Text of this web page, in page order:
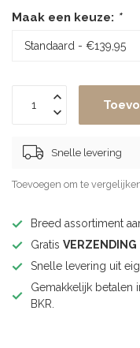
Maak een keuze: *
Snelle levering
Toevoegen om te
Breed assortiment
Gratis VERZENDING
Snelle levering uit
Gemakkelijk betalen
BKR.